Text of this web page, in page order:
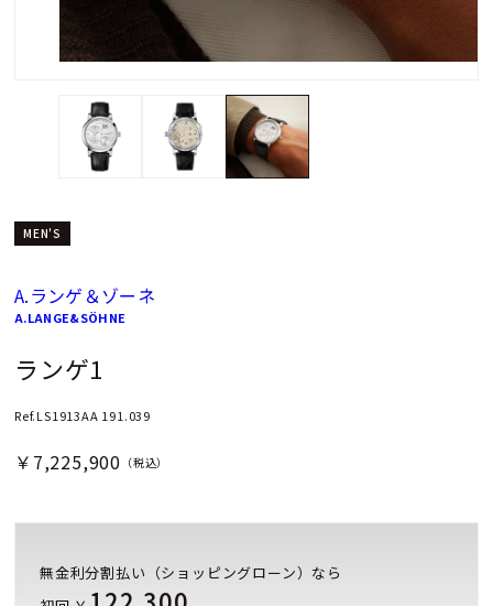
MEN'S
A.ランゲ＆ゾーネ
A.LANGE&SÖHNE
ランゲ1
Ref.LS1913AA 191.039
￥7,225,900 （税込）
無金利分割払い（ショッピングローン）なら